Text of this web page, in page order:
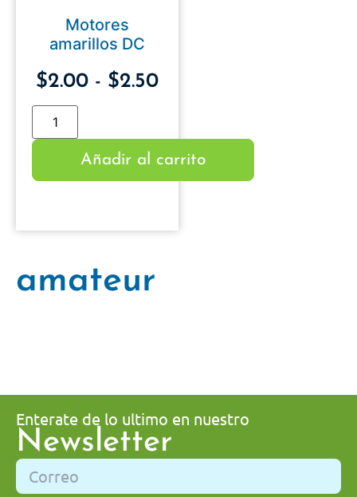
amateur
Motores
amarillos DC
$2.00 - $2.50
Añadir al carrito
Enterate de lo ultimo en nuestro
Newsletter